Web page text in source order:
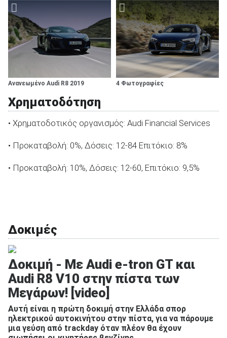
Ανανεωμένο Audi R8 2019 4 Φωτογραφίες
Χρηματοδότηση
• Χρηματοδοτικός οργανισμός: Audi Financial Services
• Προκαταβολή: 0%, Δόσεις: 12-84 Επιτόκιο: 8%
• Προκαταβολή: 10%, Δόσεις: 12-60, Επιτόκιο: 9,5%
Δοκιμές
Δοκιμή - Με Audi e-tron GT και
Audi R8 V10 στην πίστα των
Μεγάρων! [video]
Αυτή είναι η πρώτη δοκιμή στην Ελλάδα σπορ
ηλεκτρικού αυτοκινήτου στην πίστα, για να πάρουμε
μια γεύση από trackday όταν πλέον θα έχουν